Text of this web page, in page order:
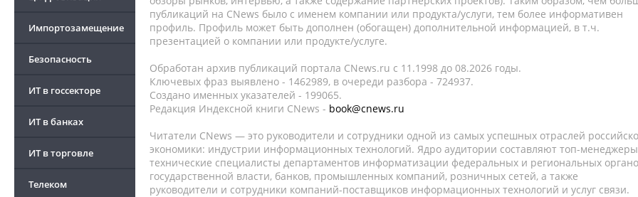
Импортозамещение
Безопасность
ИТ в госсекторе
ИТ в банках
ИТ в торговле
Телеком
публикаций на CNews было с именем компании или продукта/услуги, тем более информативен
профиль. Профиль может быть дополнен (обогащен) дополнительной информацией, в т.ч.
презентацией о компании или продукте/услуге.
Обработан архив публикаций портала CNews.ru c 11.1998 до 08.2026 годы.
Ключевых фраз выявлено - 1462989, в очереди разбора - 724937.
Создано именных указателей - 199065.
Редакция Индексной книги CNews - book@cnews.ru
Читатели CNews — это руководители и сотрудники одной из самых успешных отраслей
экономики: индустрии информационных технологий. Ядро аудитории составляют топ-
технические специалисты департаментов информатизации федеральных и региональных
государственной власти, банков, промышленных компаний, розничных сетей, а также
руководители и сотрудники компаний-поставщиков информационных технологий и услуг связи.